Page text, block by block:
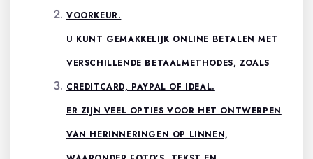
VOORKEUR.
U KUNT GEMAKKELIJK ONLINE BETALEN MET
VERSCHILLENDE BETAALMETHODES, ZOALS
CREDITCARD, PAYPAL OF IDEAL.
ER ZIJN VEEL OPTIES VOOR HET ONTWERPEN
VAN HERINNERINGEN OP LINNEN,